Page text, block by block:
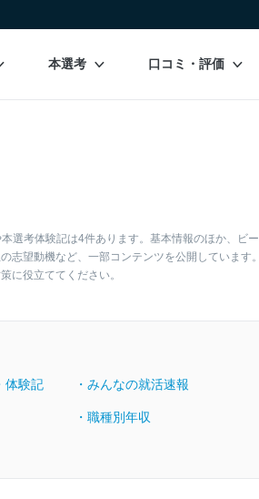
本選考 口コミ・評価
選考体験記は4件あります。基本情報のほか、ビー
志望動機など、一部コンテンツを公開しています。
に役立ててください。
体験記 ・みんなの就活速報
・職種別年収